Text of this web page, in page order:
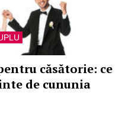
căsătorie: ce
de cununia